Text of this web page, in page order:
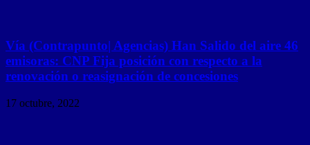
Vía (Contrapunto| Agencias) Han Salido del aire 46
emisoras: CNP Fija posición con respecto a la
renovación o reasignación de concesiones
17 octubre, 2022